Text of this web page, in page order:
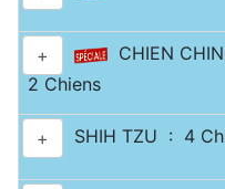
+
CHIEN
2 Chiens
+ SHIH TZU : 4